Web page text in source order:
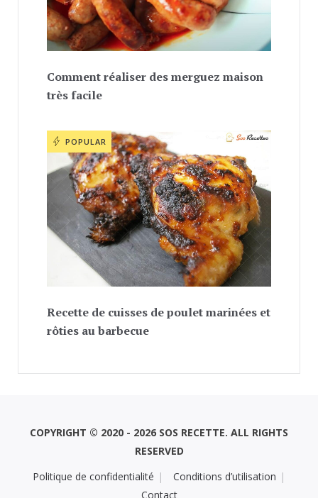
Comment réaliser des merguez maison
très facile
POPULAR
Recette de cuisses de poulet marinées et
rôties au barbecue
COPYRIGHT © 2020 - 2026 SOS RECETTE. ALL RIGHTS
RESERVED
Politique de confidentialité
Conditions d’utilisation
Contact